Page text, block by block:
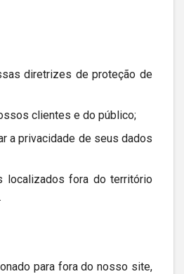
diretrizes de proteção de
clientes e do público;
a privacidade de seus dados
localizados fora do território
para fora do nosso site,